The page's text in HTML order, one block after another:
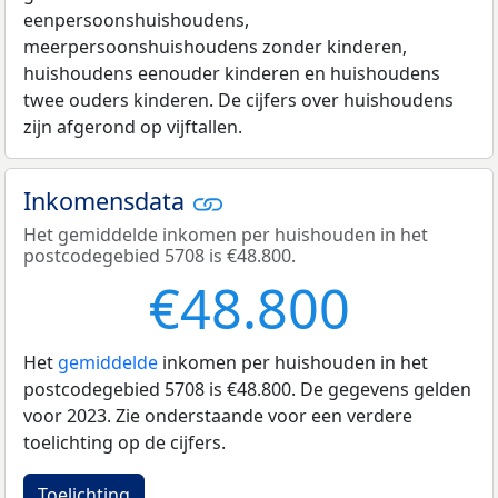
eenpersoonshuishoudens,
meerpersoonshuishoudens zonder kinderen,
huishoudens eenouder kinderen en huishoudens
twee ouders kinderen. De cijfers over huishoudens
zijn afgerond op vijftallen.
Inkomensdata
Het gemiddelde inkomen per huishouden in het
postcodegebied 5708 is €48.800.
€48.800
Het gemiddelde inkomen per huishouden in het
postcodegebied 5708 is €48.800. De gegevens gelden
voor 2023. Zie onderstaande voor een verdere
toelichting op de cijfers.